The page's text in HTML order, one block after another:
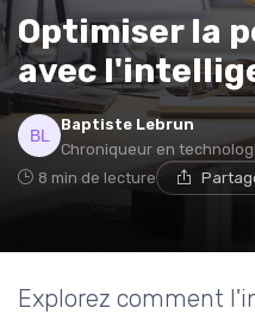
Optimiser la
avec
Baptiste Lebrun
Chroniqueur en
8 min de lecture
Explorez comment